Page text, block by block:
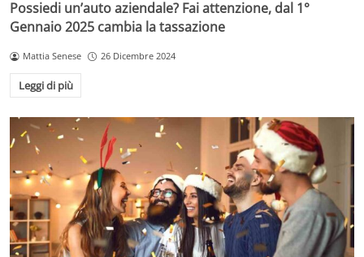
Possiedi un’auto aziendale? Fai attenzione, dal 1°
Gennaio 2025 cambia la tassazione
Mattia Senese 26 Dicembre 2024
Leggi di più